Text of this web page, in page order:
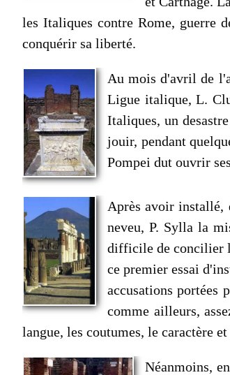
les Italiques contre Rome, guerre
conquérir sa liberté.
Au mois d'avril de
Ligue italique, L.
Italiques, un
jouir, pendant
Pompei dut ouvrir
Après avoir installé,
neveu, P. Sylla la
difficile de concilier
ce premier essai
accusations portées
comme ailleurs,
langue, les coutumes, le caractère
Néanmoins,